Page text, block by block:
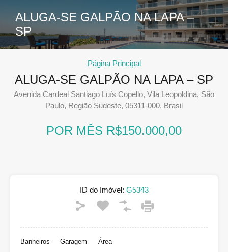
ALUGA-SE GALPÃO NA LAPA –
SP
Página Principal
ALUGA-SE GALPÃO NA LAPA – SP
Avenida Cardeal Santiago Luís Copello, Vila Leopoldina, São
Paulo, Região Sudeste, 05311-000, Brasil
POR MÊS R$150.000,00
ID do Imóvel: G5343
Banheiros Garagem Área